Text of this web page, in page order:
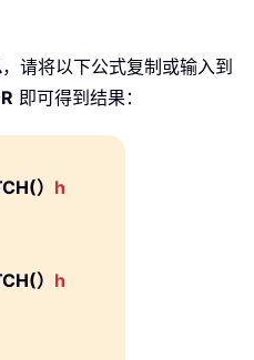
，请将以下公式复制或输入到
即可得到结果：
） h
） h